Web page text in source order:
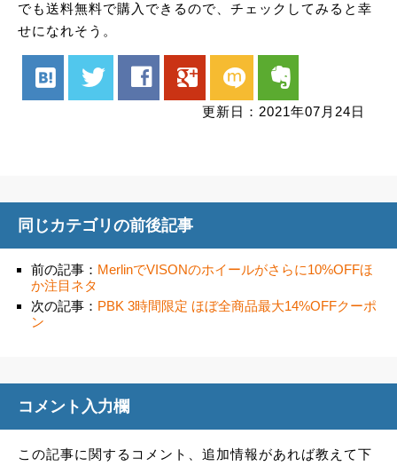
でも送料無料で購入できるので、チェックしてみると幸
せになれそう。
hatenabookmark twitter facebook google mixi evernote
更新日：2021年07月24日
同じカテゴリの前後記事
前の記事： MerlinでVISONのホイールがさらに10%OFFほ
か注目ネタ
次の記事： PBK 3時間限定 ほぼ全商品最大14%OFFクーポ
ン
コメント入力欄
この記事に関するコメント、追加情報があれば教えて下